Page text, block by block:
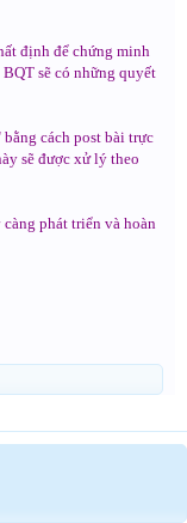
định để chứng minh
sẽ có những quyết
cách post bài trực
sẽ được xử lý theo
phát triển và hoàn